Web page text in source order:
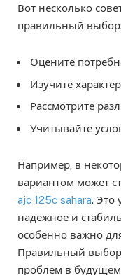
Вот несколько
правильный выбор:
Оцените
Изучите
Рассмотрите
Учитывайте
Например, в
вариантом может
ajc 125c sahara. Это
надежное и
особенно важно
Правильный выбор
проблем в